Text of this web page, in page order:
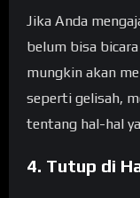
Jika Anda
belum bisa
mungkin akan
seperti gelisah,
tentang hal-hal
4. Tutup di